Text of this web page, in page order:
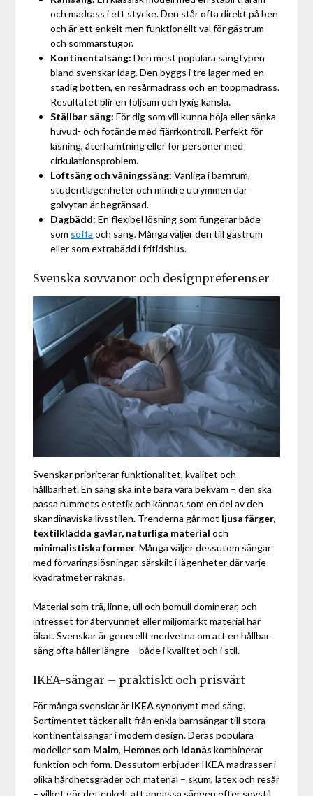
och madrass i ett stycke. Den står ofta direkt på ben
och är ett enkelt men funktionellt val för gästrum
och sommarstugor.
Kontinentalsäng: Den mest populära sängtypen
bland svenskar idag. Den byggs i tre lager med en
stadig botten, en resårmadrass och en toppmadrass.
Resultatet blir en följsam och lyxig känsla.
Ställbar säng: För dig som vill kunna höja eller sänka
huvud- och fotände med fjärrkontroll. Perfekt för
läsning, återhämtning eller för personer med
cirkulationsproblem.
Loftsäng och våningssäng: Vanliga i barnrum,
studentlägenheter och mindre utrymmen där
golvytan är begränsad.
Dagbädd: En flexibel lösning som fungerar både
som soffa och säng. Många väljer den till gästrum
eller som extrabädd i fritidshus.
Svenska sovvanor och designpreferenser
Svenskar prioriterar funktionalitet, kvalitet och
hållbarhet. En säng ska inte bara vara bekväm – den ska
passa rummets estetik och kännas som en del av den
skandinaviska livsstilen. Trenderna går mot ljusa färger,
textilklädda gavlar, naturliga material och
minimalistiska former. Många väljer dessutom sängar
med förvaringslösningar, särskilt i lägenheter där varje
kvadratmeter räknas.
Material som trä, linne, ull och bomull dominerar, och
intresset för återvunnet eller miljömärkt material har
ökat. Svenskar är generellt medvetna om att en hållbar
säng ofta håller längre – både i kvalitet och i stil.
IKEA-sängar – praktiskt och prisvärt
För många svenskar är IKEA synonymt med säng.
Sortimentet täcker allt från enkla barnsängar till stora
kontinentalsängar i modern design. Deras populära
modeller som Malm, Hemnes och Idanäs kombinerar
funktion och form. Dessutom erbjuder IKEA madrasser i
olika hårdhetsgrader och material – skum, latex och resår
– vilket gör det enkelt att anpassa sängen efter sovstil